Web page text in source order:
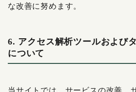
な改善に努めます。
6. アクセス解析ツールおよび
について
当サイトでは、サービスの改善、